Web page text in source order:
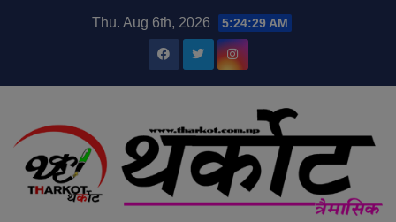
Thu. Aug 6th, 2026 5:24:29 AM
modal-check